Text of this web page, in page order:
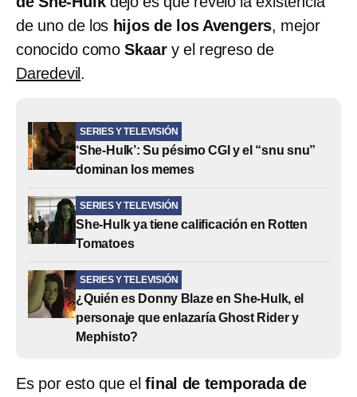
de uno de los hijos de los Avengers, mejor
conocido comoSkaary el regreso de
Daredevil .
SERIES Y TELEVISIÓN
‘She-Hulk’: Su pésimo CGI y el “snu snu”
dominan los memes
SERIES Y TELEVISIÓN
She-Hulk ya tiene calificación en Rotten
Tomatoes
SERIES Y TELEVISIÓN
¿Quién es Donny Blaze en She-Hulk, el
personaje que enlazaría Ghost Rider y
Mephisto?
Es por esto que elfinal de temporada de